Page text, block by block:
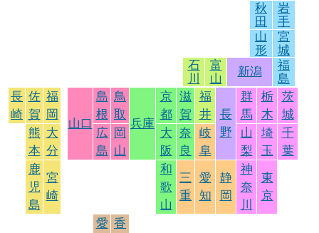
秋
田
岩
手
山
形
宮
城
石
川
富
山
新潟
福
島
長
崎
佐
賀
福
岡
山口
島
根
鳥
取
兵庫
京
都
滋
賀
福
井
長
野
群
馬
栃
木
茨
城
熊
本
大
分
広
島
岡
山
大
阪
奈
良
岐
阜
山
梨
埼
玉
千
葉
鹿
児
島
宮
崎
和
歌
山
三
重
愛
知
静
岡
神
奈
川
東
京
愛 香